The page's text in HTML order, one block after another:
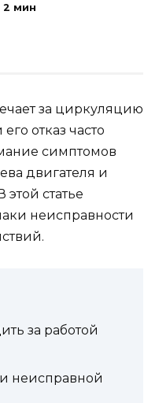
2 мин
за циркуляцию
отказ часто
симптомов
двигателя и
статье
неисправности
за работой
неисправной